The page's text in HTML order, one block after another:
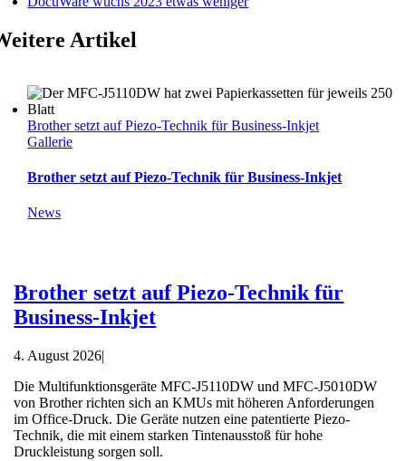
Artikel
Brother setzt auf Piezo-Technik für Business-Inkjet
Gallerie
Brother setzt auf Piezo-Technik für Business-Inkjet
News
Brother setzt auf Piezo-Technik für
Business-Inkjet
4. August 2026|
Die Multifunktionsgeräte MFC-J5110DW und MFC-J5010DW
von Brother richten sich an KMUs mit höheren Anforderungen
im Office-Druck. Die Geräte nutzen eine patentierte Piezo-
Technik, die mit einem starken Tintenausstoß für hohe
Druckleistung sorgen soll.